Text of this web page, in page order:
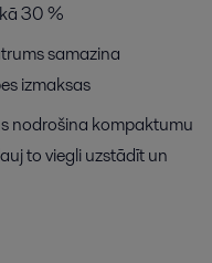
30 %
samazina
izmaksas
nodrošina kompaktumu
to viegli uzstādīt un